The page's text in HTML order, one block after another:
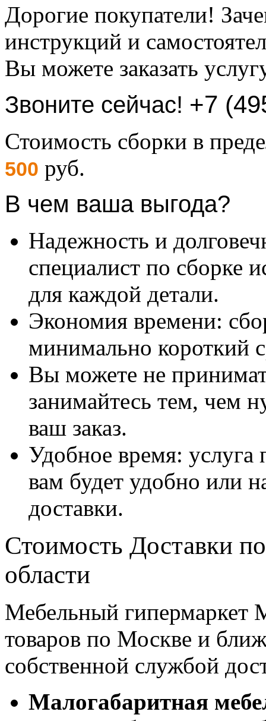
Дорогие покупатели!
инструкций и
Вы можете заказать
Звоните сейчас! +7
Стоимость сборки в
500 руб.
В чем ваша выгода?
Надежность и
специалист по сборке
для каждой детали.
Экономия времени:
минимально короткий
Вы можете не
занимайтесь тем, чем
ваш заказ.
Удобное время: услуга
вам будет удобно или
доставки.
Стоимость Доставки
области
Мебельный гипермаркет
товаров по Москве и
собственной службой
Малогабаритная